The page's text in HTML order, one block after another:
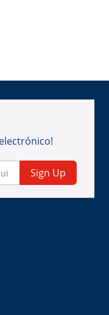
Sign Up